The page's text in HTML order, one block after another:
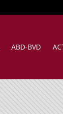
ABD-BVD